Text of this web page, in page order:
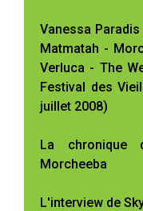
Vanessa
Matmatah -
Verluca - The
Festival des
juillet 2008)
La chronique
Morcheeba
L'interview de